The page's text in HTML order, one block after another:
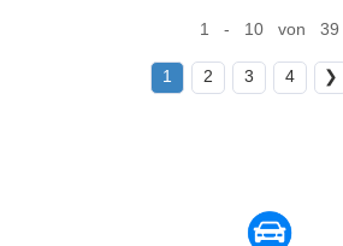
1 - 10 von 39
1 2 3 4 ❯